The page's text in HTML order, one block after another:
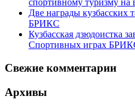
спортивному туризму на
Две награды кузбасских
БРИКС
Кузбасская дзюдоистка
Спортивных играх
Свежие комментарии
Архивы